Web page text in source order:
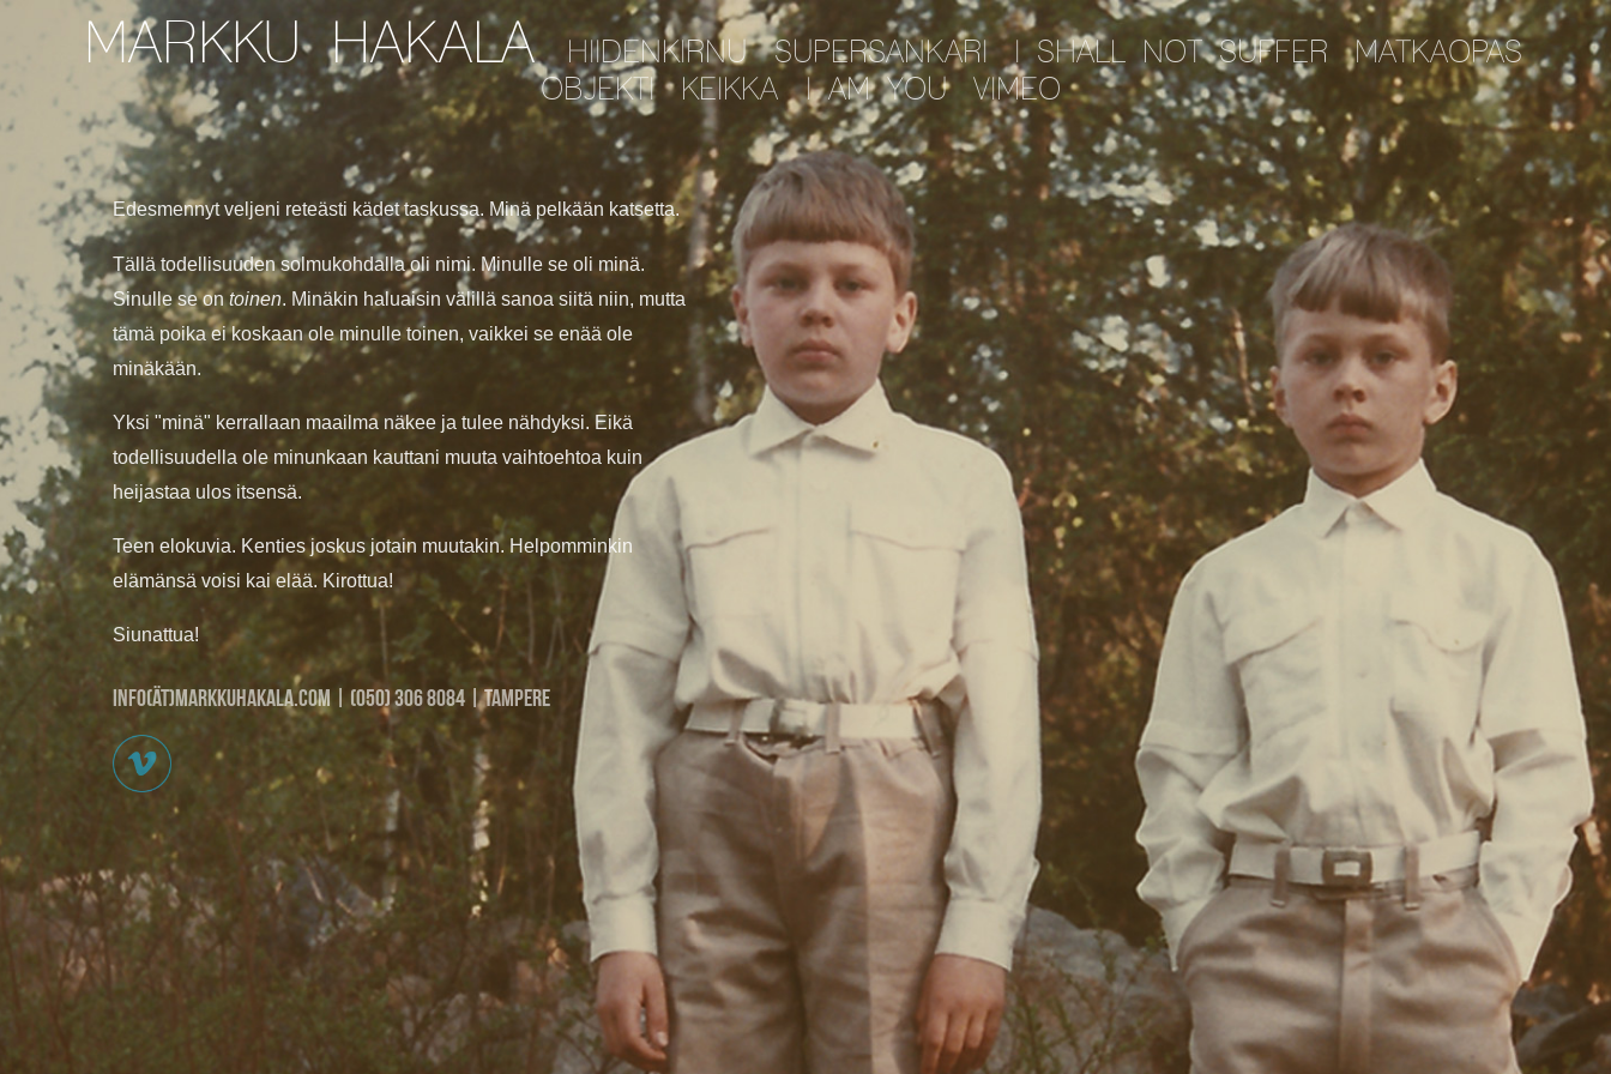
MARKKU HAKALA HIIDENKIRNU SUPERSANKARI I SHALL NOT SUFFER
MATKAOPAS
OBJEKTI
KEIKKA I AM YOU VIMEO
Edesmennyt veljeni reteästi kädet taskussa. Minä pelkään katsetta.
Tällä todellisuuden solmukohdalla oli nimi. Minulle se oli minä.
Sinulle se ontoinen. Minäkin haluaisin välillä sanoa siitä niin, mutta
tämä poika ei koskaan ole minulle toinen, vaikkei se enää ole
minäkään.
Yksi "minä" kerrallaan maailma näkee ja tulee nähdyksi. Eikä
todellisuudella ole minunkaan kauttani muuta vaihtoehtoa kuin
heijastaa ulos itsensä.
Teen elokuvia. Kenties joskus jotain muutakin. Helpomminkin
elämänsä voisi kai elää. Kirottua!
Siunattua!
info(ät)markkuhakala.com | (050) 306 8084 | Tampere